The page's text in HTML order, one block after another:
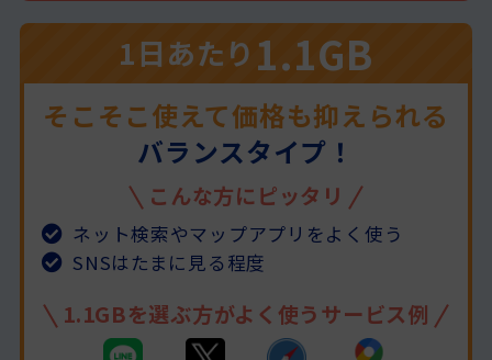
1日あたり 1.1GB
そこそこ使えて価格も抑えられる
バランスタイプ！
こんな方にピッタリ
ネット検索やマップアプリをよく使う
SNSはたまに見る程度
1.1GBを選ぶ方がよく使うサービス例